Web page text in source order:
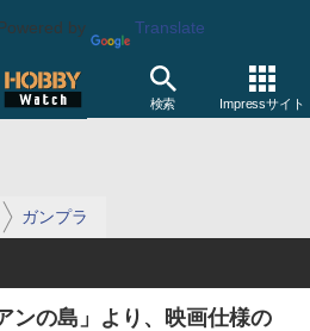
by Translate
検索 Impressサイト
ガンプラ
ンの島」より、映画仕様の